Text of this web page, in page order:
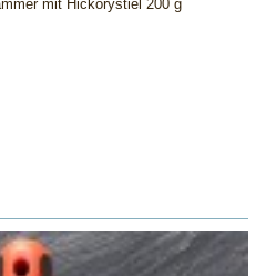
mit Hickorystiel 200 g